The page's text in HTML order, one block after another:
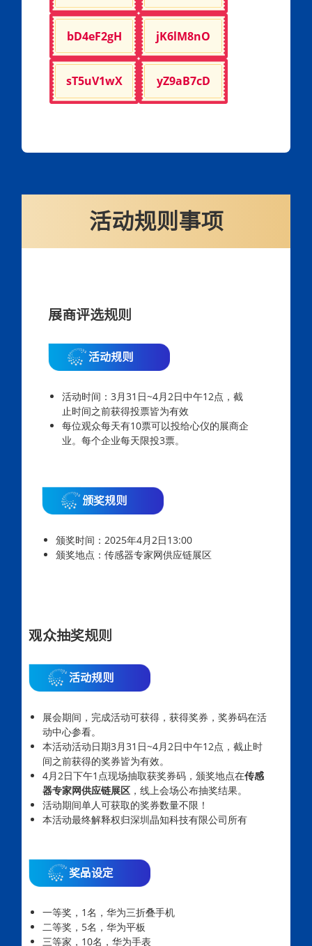
bD4eF2gH jK6lM8nO
sT5uV1wX yZ9aB7cD
活动规则事项
展商评选规则
活动规则
活动时间：3月31日~4月2日中午12点，截
止时间之前获得投票皆为有效
每位观众每天有10票可以投给心仪的展商企
业。每个企业每天限投3票。
颁奖规则
颁奖时间：2025年4月2日13:00
颁奖地点：传感器专家网供应链展区
观众抽奖规则
活动规则
展会期间，完成活动可获得，获得奖券，奖券码在活
动中心参看。
本活动活动日期3月31日~4月2日中午12点，截止时
间之前获得的奖券皆为有效。
4月2日下午1点现场抽取获奖券码，颁奖地点在传感
器专家网供应链展区 ，线上会场公布抽奖结果。
活动期间单人可获取的奖券数量不限！
本活动最终解释权归深圳晶知科技有限公司所有
奖品设定
一等奖，1名，华为三折叠手机
二等奖，5名，华为平板
三等家，10名，华为手表